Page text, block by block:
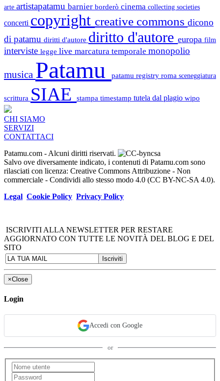
arte artistapatamu barnier borderò cinema collecting societies
concerti copyright creative commons dicono
di patamu diritti d'autore diritto d'autore europa film
interviste legge live marcatura temporale monopolio
musica Patamu patamu registry roma sceneggiatura
scrittura SIAE stampa timestamp tutela dal plagio wipo
CHI SIAMO
SERVIZI
CONTATTACI
Patamu.com - Alcuni diritti riservati.
Salvo ove diversamente indicato, i contenuti di Patamu.com sono
rilasciati con licenza: Creative Commons Attribuzione - Non
commerciale - Condividi allo stesso modo 4.0 (CC BY-NC-SA 4.0).
Legal Cookie Policy Privacy Policy
ISCRIVITI ALLA NEWSLETTER PER RESTARE
AGGIORNATO CON TUTTE LE NOVITÀ DEL BLOG E DEL
SITO
×Close
Login
Accedi con Google
or